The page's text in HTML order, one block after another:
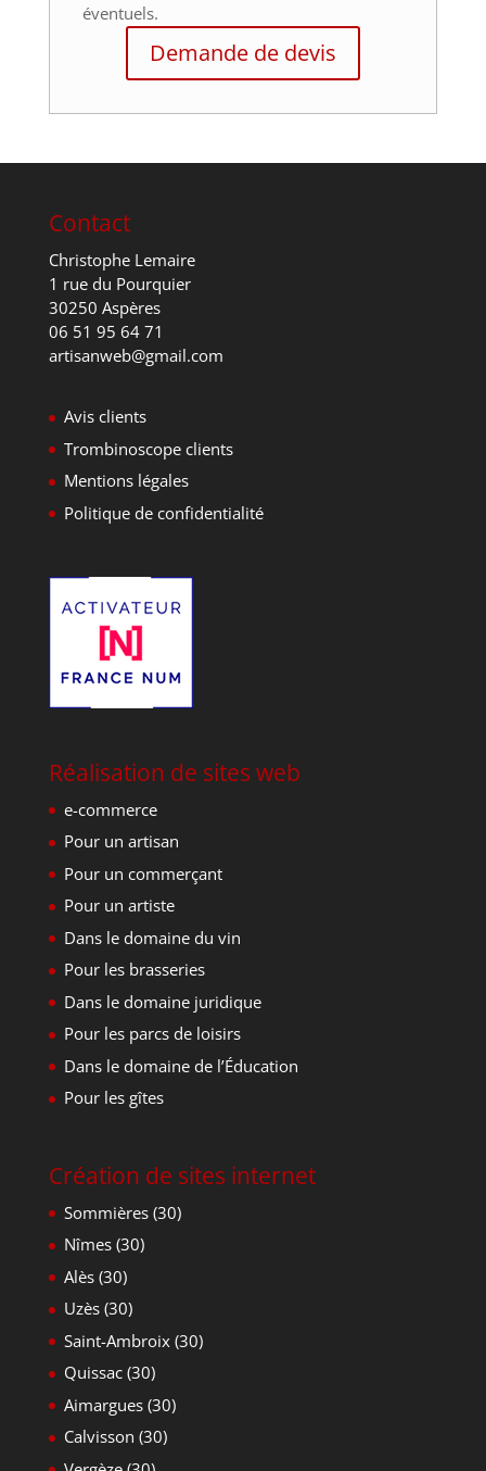
éventuels.
Demande de devis
Contact
Christophe Lemaire
1 rue du Pourquier
30250 Aspères
06 51 95 64 71
artisanweb@gmail.com
Avis clients
Trombinoscope clients
Mentions légales
Politique de confidentialité
Réalisation de sites web
e-commerce
Pour un artisan
Pour un commerçant
Pour un artiste
Dans le domaine du vin
Pour les brasseries
Dans le domaine juridique
Pour les parcs de loisirs
Dans le domaine de l’Éducation
Pour les gîtes
Création de sites internet
Sommières (30)
Nîmes (30)
Alès (30)
Uzès (30)
Saint-Ambroix (30)
Quissac (30)
Aimargues (30)
Calvisson (30)